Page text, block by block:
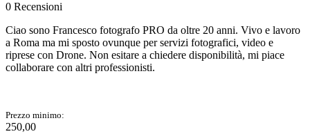
0 Recensioni
Ciao sono Francesco fotografo PRO da oltre 20 anni. Vivo e lavoro
a Roma ma mi sposto ovunque per servizi fotografici, video e
riprese con Drone. Non esitare a chiedere disponibilità, mi piace
collaborare con altri professionisti.
Prezzo minimo:
250,00